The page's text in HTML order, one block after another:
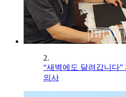
2.
“새벽에도 달려갑니다
의사